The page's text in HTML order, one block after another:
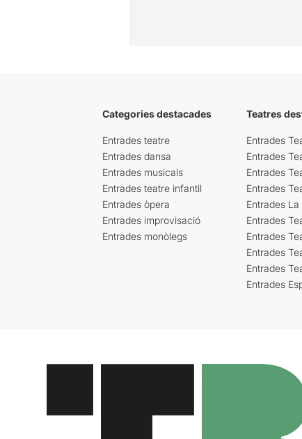
Categories destacades
Entrades teatre
Entrades dansa
Entrades musicals
Entrades teatre infantil
Entrades òpera
Entrades improvisació
Entrades monòlegs
Teatres
Entrades
Entrades
Entrades
Entrades
Entrades La
Entrades
Entrades
Entrades
Entrades
Entrades